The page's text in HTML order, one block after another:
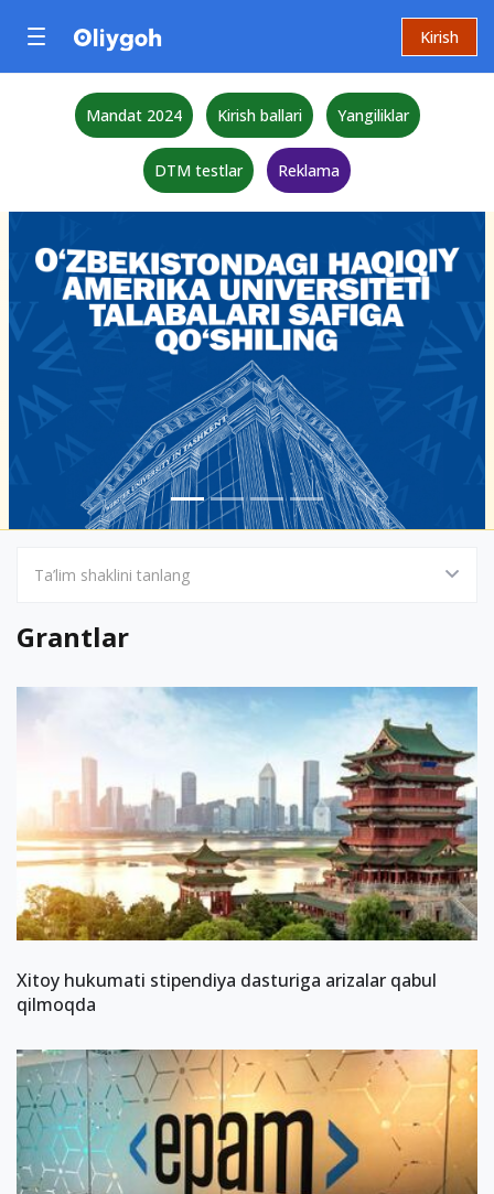
Kirish
Mandat 2024 Kirish ballari Yangiliklar
DTM testlar Reklama
Ta’lim shaklini tanlang
Grantlar
Xitoy hukumati stipendiya dasturiga arizalar qabul
qilmoqda